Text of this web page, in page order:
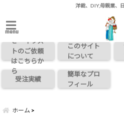
洋裁、DIY,母親業、
menuお問い合わ
せ・イラス
トのご依頼
はこちらか
ら
このサイト
について
受注実績
簡単なプロ
フィール
ホーム